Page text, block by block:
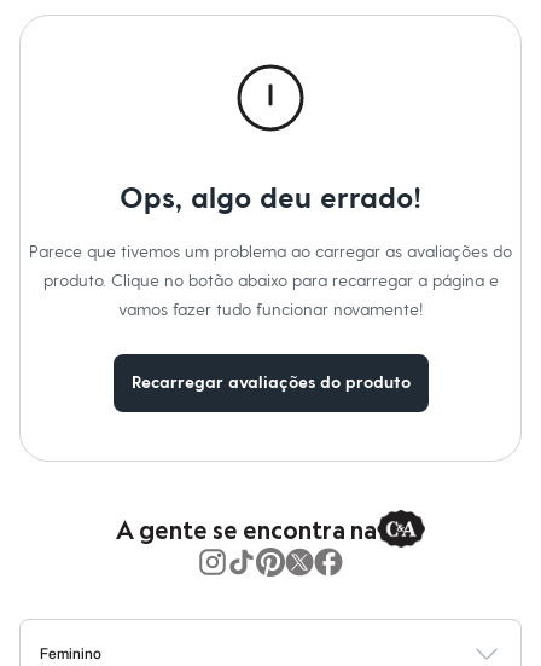
Plus size
Blusas e Camisetas
Dia dos Pais
Inverno
Novidades
Camisetas e Regatas
Casacos e Jaquetas
Jeans
Polos
Chapéus e Bonés
Relógios
Calçados
Botas
Altura: 172cm / Busto: 81cm / Cintura: 63cm / Quadril: 88cm.
100% algodão
Cuidados com a peca:
Não alvejar.
Secagem em tambor.
Secagem em varal.
Passar a temperatura média.
Não limpar a úmido.
Azul Escuro.
Ops, algo deu errado!
Parece que tivemos um problema ao carregar as avaliações do
produto. Clique no botão abaixo para recarregar a página e
vamos fazer tudo funcionar novamente!
Recarregar avaliações do produto
A gente se encontra na
Feminino